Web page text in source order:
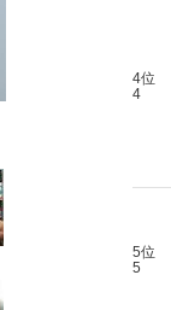
4位
4
5位
5